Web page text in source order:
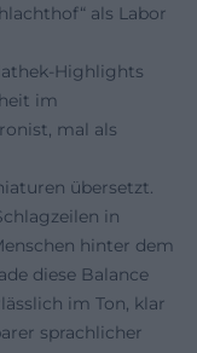
als Labor
Highlights
im
mal als
übersetzt.
in
hinter dem
diese Balance
im Ton, klar
sprachlicher